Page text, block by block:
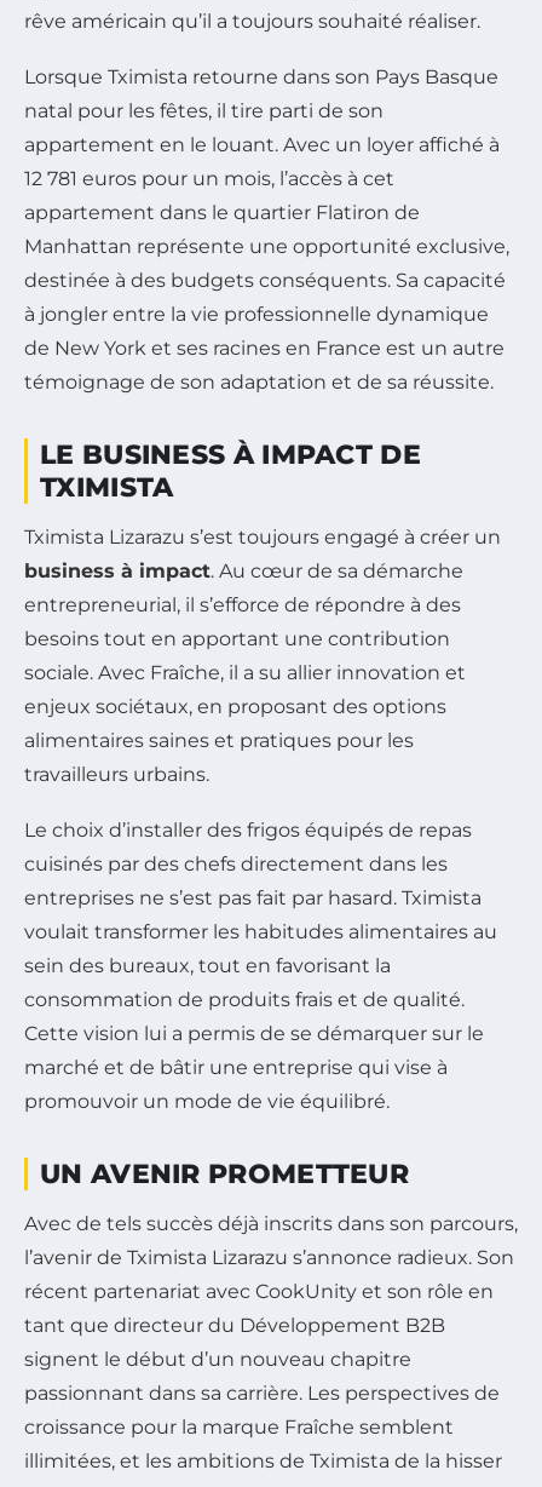
rêve américain qu’il a toujours souhaité réaliser.
Lorsque Tximista retourne dans son Pays Basque
natal pour les fêtes, il tire parti de son
appartement en le louant. Avec un loyer affiché à
12 781 euros pour un mois, l’accès à cet
appartement dans le quartier Flatiron de
Manhattan représente une opportunité exclusive,
destinée à des budgets conséquents. Sa capacité
à jongler entre la vie professionnelle dynamique
de New York et ses racines en France est un autre
témoignage de son adaptation et de sa réussite.
LE BUSINESS À IMPACT DE
TXIMISTA
Tximista Lizarazu s’est toujours engagé à créer un
business à impact. Au cœur de sa démarche
entrepreneurial, il s’efforce de répondre à des
besoins tout en apportant une contribution
sociale. Avec Fraîche, il a su allier innovation et
enjeux sociétaux, en proposant des options
alimentaires saines et pratiques pour les
travailleurs urbains.
Le choix d’installer des frigos équipés de repas
cuisinés par des chefs directement dans les
entreprises ne s’est pas fait par hasard. Tximista
voulait transformer les habitudes alimentaires au
sein des bureaux, tout en favorisant la
consommation de produits frais et de qualité.
Cette vision lui a permis de se démarquer sur le
marché et de bâtir une entreprise qui vise à
promouvoir un mode de vie équilibré.
UN AVENIR PROMETTEUR
Avec de tels succès déjà inscrits dans son parcours,
l’avenir de Tximista Lizarazu s’annonce radieux. Son
récent partenariat avec CookUnity et son rôle en
tant que directeur du Développement B2B
signent le début d’un nouveau chapitre
passionnant dans sa carrière. Les perspectives de
croissance pour la marque Fraîche semblent
illimitées, et les ambitions de Tximista de la hisser